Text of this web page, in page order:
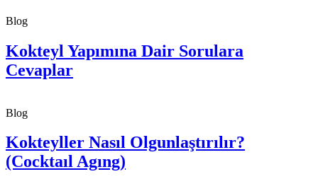
Blog
Kokteyl Yapımına Dair Sorulara
Cevaplar
Blog
Kokteyller Nasıl Olgunlaştırılır?
(Cocktaıl Agıng)